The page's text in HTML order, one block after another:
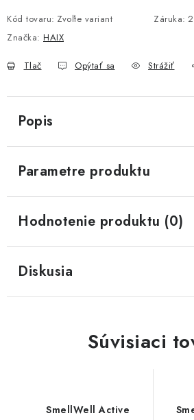
Kód tovaru: Zvoľte variant Záruka:
Značka: HAIX
Tlač Opýtať sa Strážiť
Popis
Parametre produktu
Hodnotenie produktu (0)
Diskusia
Súvisiaci
SmellWell Active